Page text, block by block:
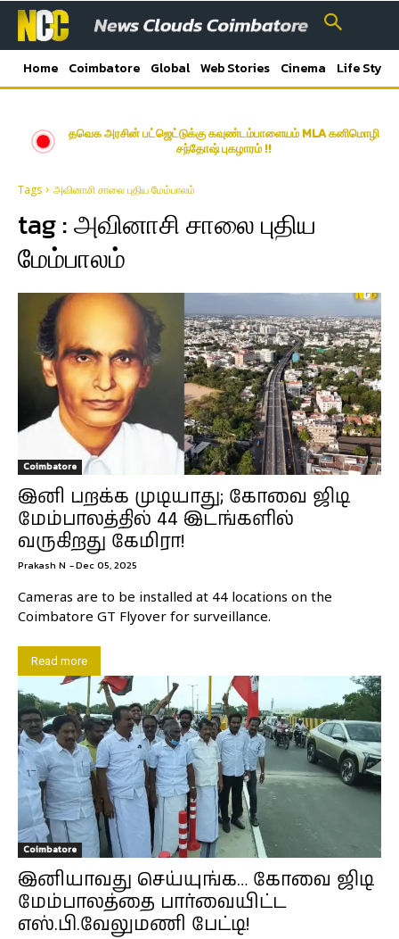
Home Coimbatore Global Web Stories Cinema Life Style
தவெக அரசின் பட்ஜெட்டுக்கு கவுண்டம்பாளையம் MLA கனிமொழி
சந்தோஷ் புகழாரம் !!
Tags அவினாசி சாலை புதிய மேம்பாலம்
tag :அவினாசி சாலை புதிய
மேம்பாலம்
Coimbatore
இனி பறக்க முடியாது; கோவை ஜிடி
மேம்பாலத்தில் 44 இடங்களில்
வருகிறது கேமிரா!
Prakash N -Dec 05, 2025
Cameras are to be installed at 44 locations on the
Coimbatore GT Flyover for surveillance.
Read more
Coimbatore
இனியாவது செய்யுங்க… கோவை ஜிடி
மேம்பாலத்தை பார்வையிட்ட
எஸ்.பி.வேலுமணி பேட்டி!